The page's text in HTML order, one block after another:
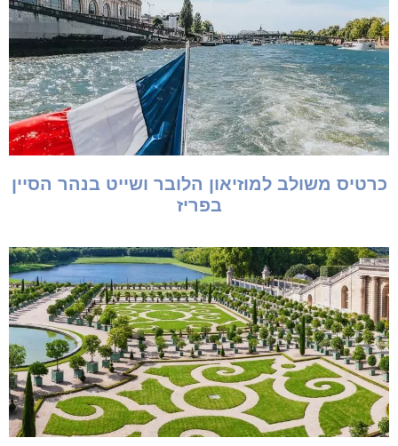
כרטיס משולב למוזיאון הלובר ושייט בנהר הסיין
בפריז